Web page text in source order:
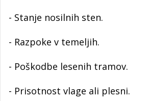
- Stanje nosilnih sten.
- Razpoke v temeljih.
- Poškodbe lesenih tramov.
- Prisotnost vlage ali plesni.